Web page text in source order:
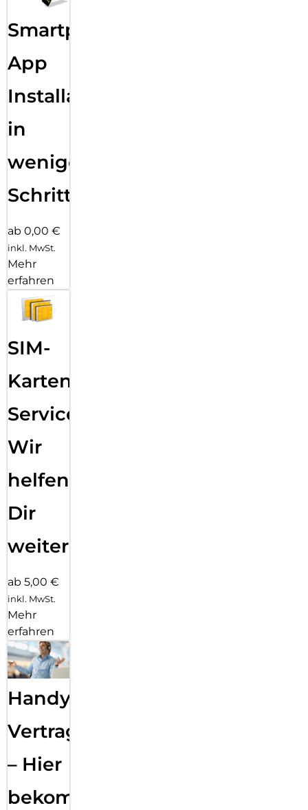
Sende eine Textnachricht, nimm einen Anruf an, hör Musik,
verwende Siri und erhalte Mitteilungen. Die Series 11 (GPS)
funktioniert mit deinem iPhone und im WLAN, damit du in
Smartphone
App
Installation
in
wenigen
Schritten
ab 0,00 €
inkl. MwSt.
Mehr
erfahren
SIM-
Karten
Service:
Wir
helfen
Dir
weiter
ab 5,00 €
inkl. MwSt.
Mehr
erfahren
Handy
Vertragsabwicklung
– Hier
bekommst